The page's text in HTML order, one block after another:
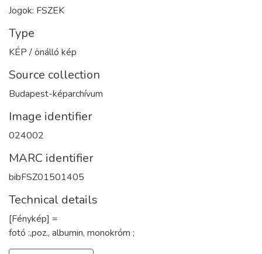
Jogok: FSZEK
Type
KÉP / önálló kép
Source collection
Budapest-képarchívum
Image identifier
024002
MARC identifier
bibFSZ01501405
Technical details
[Fénykép] =
fotó :,poz., albumin, monokróm ;